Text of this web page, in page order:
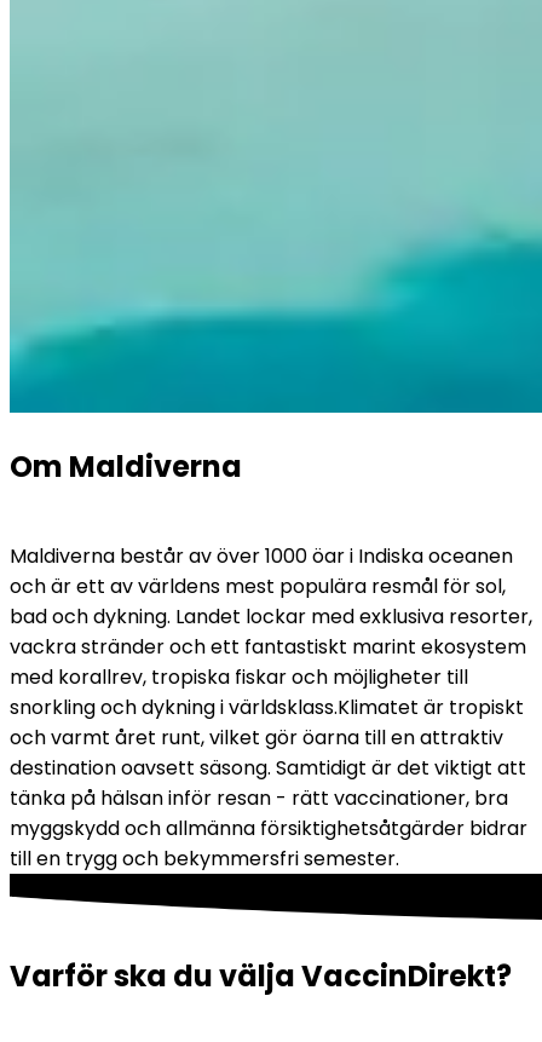
Om Maldiverna
Maldiverna består av över 1000 öar i Indiska oceanen
och är ett av världens mest populära resmål för sol,
bad och dykning. Landet lockar med exklusiva resorter,
vackra stränder och ett fantastiskt marint ekosystem
med korallrev, tropiska fiskar och möjligheter till
snorkling och dykning i världsklass.Klimatet är tropiskt
och varmt året runt, vilket gör öarna till en attraktiv
destination oavsett säsong. Samtidigt är det viktigt att
tänka på hälsan inför resan - rätt vaccinationer, bra
myggskydd och allmänna försiktighetsåtgärder bidrar
till en trygg och bekymmersfri semester.
Varför ska du välja VaccinDirekt?